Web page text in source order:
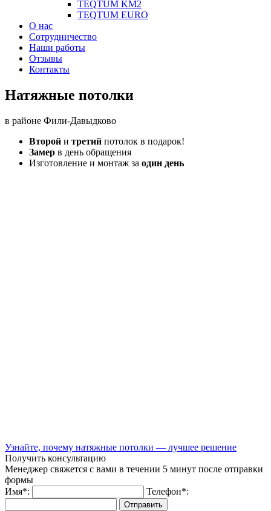
TEQTUM KM2
TEQTUM EURO
О нас
Сотрудничество
Наши работы
Отзывы
Контакты
Натяжные потолки
в районе Фили-Давыдково
Второй и третий потолок в подарок!
Замер в день обращения
Изготовление и монтаж за один день
Узнайте, почему натяжные потолки — лучшее решение
Получить консультацию
Менеджер свяжется с вами в течении 5 минут после отправки
формы
Имя*: Телефон*:
Отправить